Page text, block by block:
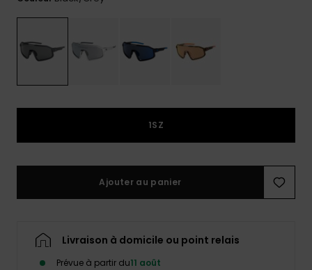
et notre
formulaire
1SZ
Ajouter au panier
Livraison à domicile ou point relais
Prévue à partir du11 août